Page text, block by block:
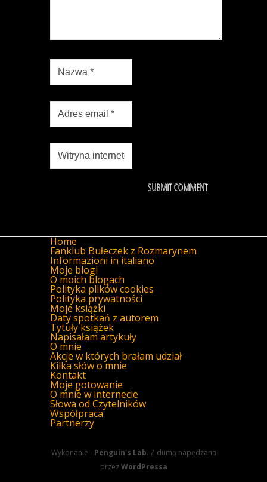
Home
Fanklub Bułeczek z Rozmarynem
Informazioni in italiano
Moje blogi
O moich blogach
Polityka plików cookies
Polityka prywatności
Moje książki
Daty spotkań z autorem
Tytuły książek
Napisałam artykuły
O mnie
Akcje w których brałam udział
Kilka słów o mnie
Kontakt
Moje gotowanie
O mnie w internecie
Słowa od Czytelników
Współpraca
Partnerzy
Wykonanie - Penguin's Lab. Z dumą napędzana
przezWordPressa